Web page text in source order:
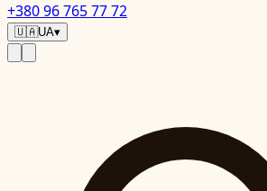
+380 96 765 77 72
🇺🇦UA▾